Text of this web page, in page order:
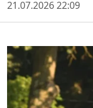
21.07.2026 22:09